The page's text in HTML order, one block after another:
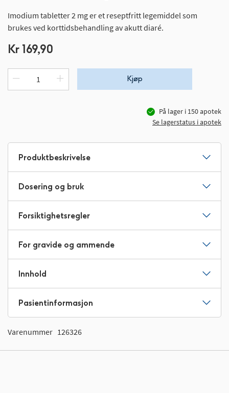
Imodium tabletter 2 mg er et reseptfritt legemiddel som
brukes ved korttidsbehandling av akutt diaré.
Kr 169,90
Kjøp
På lager i 150apotek
Se lagerstatus i apotek
bildegalleri
Produktbeskrivelse
Dosering og bruk
Forsiktighetsregler
For gravide og ammende
Innhold
Pasientinformasjon
Varenummer 126326